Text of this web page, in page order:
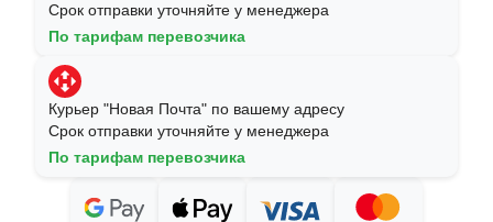
Срок отправки уточняйте у менеджера
По тарифам перевозчика
Курьер "Новая Почта" по вашему адресу
Срок отправки уточняйте у менеджера
По тарифам перевозчика